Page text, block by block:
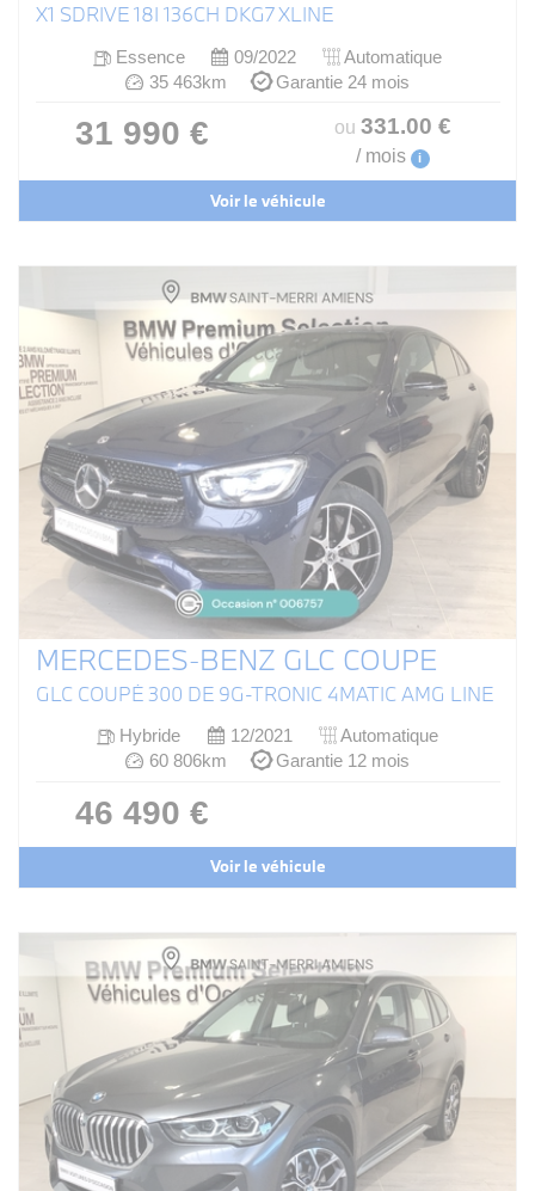
X1 SDRIVE 18I 136CH DKG7 XLINE
Essence 09/2022
Automatique
35 463km
Garantie 24 mois
31 990 € ou 331.00 €
/ mois i
Voir le véhicule
MERCEDES-BENZ GLC COUPE
GLC COUPÉ 300 DE 9G-TRONIC 4MATIC AMG LINE
Hybride 12/2021
Automatique
60 806km
Garantie 12 mois
46 490 €
Voir le véhicule